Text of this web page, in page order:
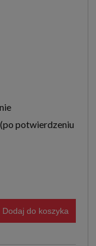
Dodaj do koszyka